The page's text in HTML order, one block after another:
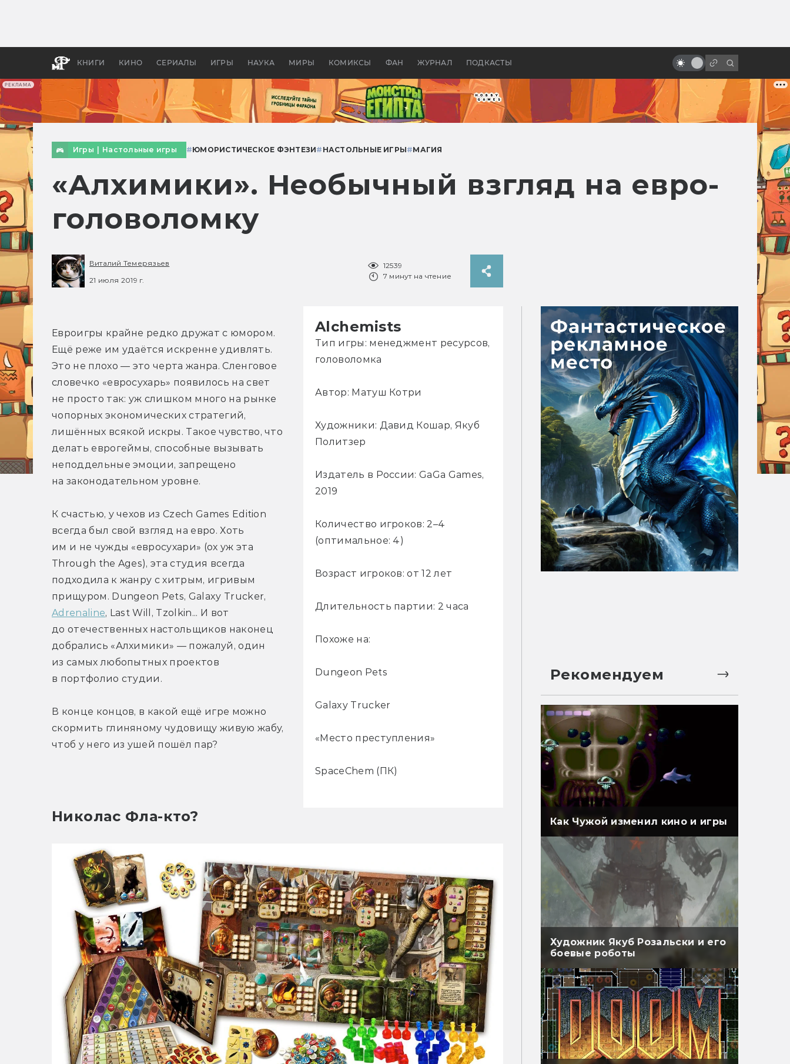
РЕКЛАМА
КНИГИ КИНО СЕРИАЛЫ ИГРЫ НАУКА МИРЫ КОМИКСЫ ФАН ЖУРНАЛ ПОДКАСТЫ
апокалипсис, в России —
бы «Властелина колец»
страньше!
Игры Настольные игры #ЮМОРИСТИЧЕСКОЕ ФЭНТЕЗИ# НАСТОЛЬНЫЕ ИГРЫ#МАГИЯ
«Алхимики». Необычный взгляд на евро-
головоломку
Виталий Темерязьев
21 июля 2019 г.
12539
7 минут на чтение
Alchemists
Тип игры: менеджмент ресурсов,
головоломка
Автор: Матуш Котри
Художники: Давид Кошар, Якуб
Политзер
Издатель в России: GaGa Games,
2019
Количество игроков: 2–4
(оптимальное: 4)
Возраст игроков: от 12 лет
Длительность партии: 2 часа
Похоже на:
Dungeon Pets
Galaxy Trucker
«Место преступления»
SpaceChem (ПК)
Евроигры крайне редко дружат с юмором.
Ещё реже им удаётся искренне удивлять.
Это не плохо — это черта жанра. Сленговое
словечко «евросухарь» появилось на свет
не просто так: уж слишком много на рынке
чопорных экономических стратегий,
лишённых всякой искры. Такое чувство, что
делать еврогеймы, способные вызывать
неподдельные эмоции, запрещено
на законодательном уровне.
К счастью, у чехов из Czech Games Edition
всегда был свой взгляд на евро. Хоть
им и не чужды «евросухари» (ох уж эта
Through the Ages), эта студия всегда
подходила к жанру с хитрым, игривым
Adrenaline, Last Will, Tzolkin... И вот
до отечественных настольщиков наконец
добрались «Алхимики» — пожалуй, один
из самых любопытных проектов
в портфолио студии.
В конце концов, в какой ещё игре можно
скормить глиняному чудовищу живую жабу,
чтоб у него из ушей пошёл пар?
Николас Фла-кто?
Рекомендуем
Как Чужой изменил кино и игры
Художник Якуб Розальски и его
боевые роботы